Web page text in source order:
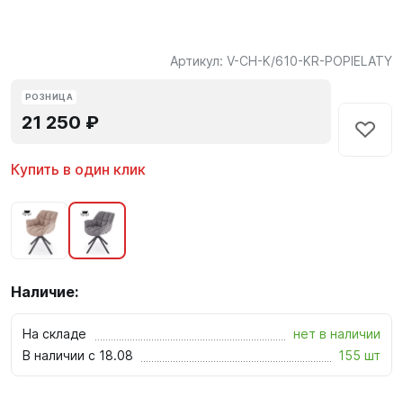
Артикул: V-CH-K/610-KR-POPIELATY
РОЗНИЦА
21 250 ₽
Купить в один клик
Наличие:
На складе
нет в наличии
В наличии с 18.08
155 шт